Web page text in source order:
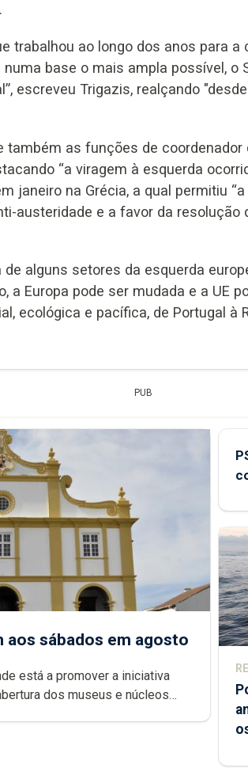
trabalhou ao longo dos anos para
base o mais ampla possível,
escreveu Trigazis, realçando
também as funções de
“a viragem à esquerda
janeiro na Grécia, a qual permitiu
austeridade e a favor da
alguns setores da esquerda
a Europa pode ser mudada e a UE
ecológica e pacífica, de Portugal à
PUB
aos sábados em agosto
está a promover a iniciativa
dos museus e núcleos